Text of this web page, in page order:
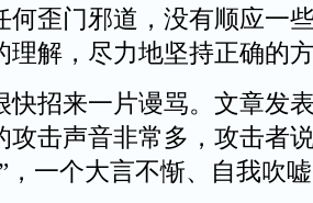
何歪门邪道，没有顺应一
理解，尽力地坚持正确的
招来一片谩骂。文章发
攻击声音非常多，攻击者
，一个大言不惭、自我吹